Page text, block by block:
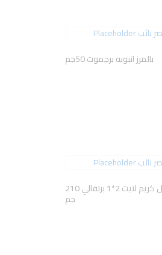
بالمرز انبوبه برجموت 50جم
بريل كريم لايت 2*1 برتقالي 210
جم